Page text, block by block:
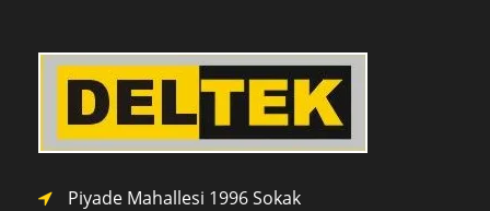
Piyade Mahallesi 1996 Sokak